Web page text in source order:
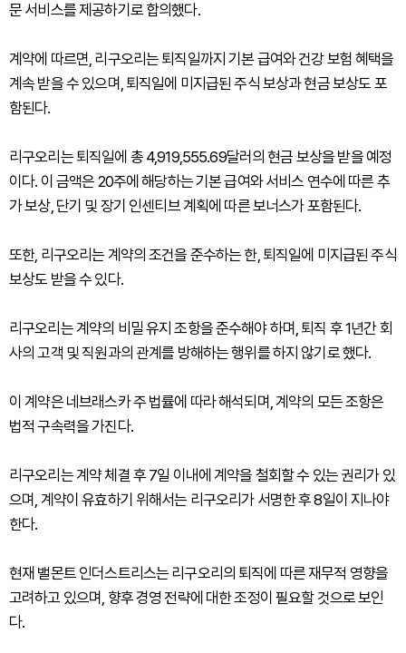
문 서비스를 제공하기로 합의했다.
계약에 따르면, 리구오리는 퇴직일까지 기본 급여와 건강 보험 혜택을
계속 받을 수 있으며, 퇴직일에 미지급된 주식 보상과 현금 보상도 포
함된다.
리구오리는 퇴직일에 총 4,919,555.69달러의 현금 보상을 받을 예정
이다. 이 금액은 20주에 해당하는 기본 급여와 서비스 연수에 따른 추
가 보상, 단기 및 장기 인센티브 계획에 따른 보너스가 포함된다.
또한, 리구오리는 계약의 조건을 준수하는 한, 퇴직일에 미지급된 주식
보상도 받을 수 있다.
리구오리는 계약의 비밀 유지 조항을 준수해야 하며, 퇴직 후 1년간 회
사의 고객 및 직원과의 관계를 방해하는 행위를 하지 않기로 했다.
이 계약은 네브래스카 주 법률에 따라 해석되며, 계약의 모든 조항은
법적 구속력을 가진다.
리구오리는 계약 체결 후 7일 이내에 계약을 철회할 수 있는 권리가 있
으며, 계약이 유효하기 위해서는 리구오리가 서명한 후 8일이 지나야
한다.
현재 밸몬트 인더스트리스는 리구오리의 퇴직에 따른 재무적 영향을
고려하고 있으며, 향후 경영 전략에 대한 조정이 필요할 것으로 보인
다.